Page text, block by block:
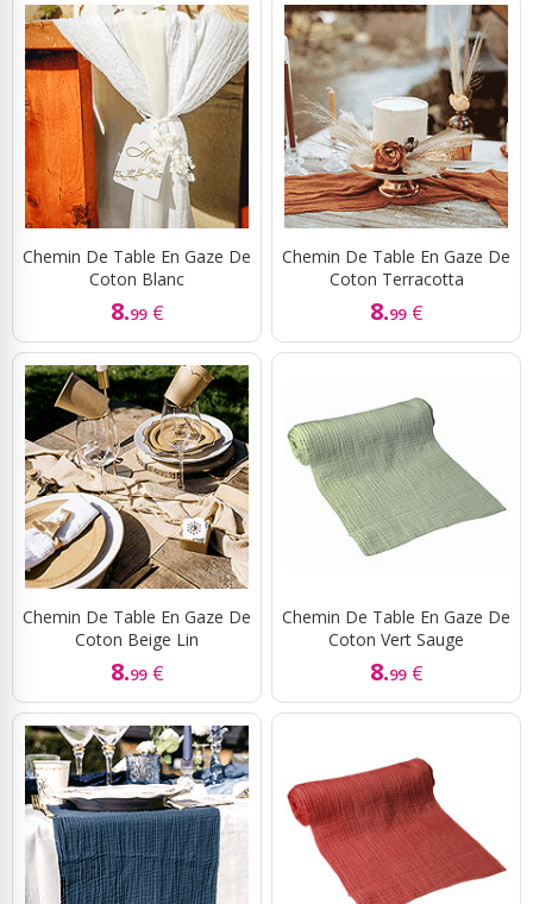
Chemin De Table En Gaze De
Coton Blanc
8.99 €
Chemin De Table En Gaze De
Coton Terracotta
8.99 €
Chemin De Table En Gaze De
Coton Beige Lin
8.99 €
Chemin De Table En Gaze De
Coton Vert Sauge
8.99 €